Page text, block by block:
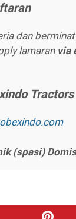
dan
lamaran vіа
Trасtоrѕ
(spasi)